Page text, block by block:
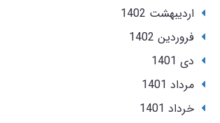
ارديبهشت 1402
فروردین 1402
دی 1401
مرداد 1401
خرداد 1401